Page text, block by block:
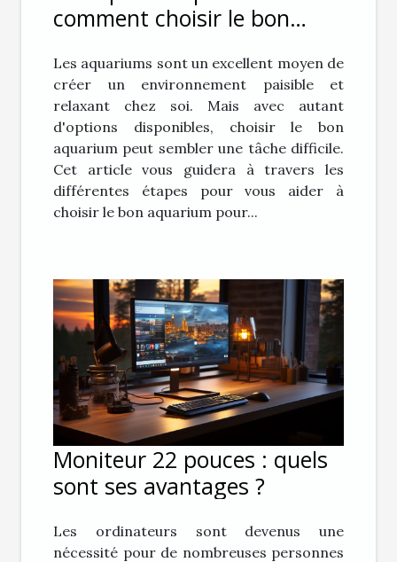
comment choisir le bon
Les aquariums sont un excellent moyen de
créer un environnement paisible et
relaxant chez soi. Mais avec autant
d'options disponibles, choisir le bon
aquarium peut sembler une tâche difficile.
Cet article vous guidera à travers les
différentes étapes pour vous aider à
choisir le bon aquarium pour...
Moniteur 22 pouces : quels
sont ses avantages ?
Les ordinateurs sont devenus une
nécessité pour de nombreuses personnes